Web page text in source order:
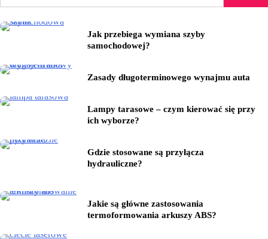
Jak przebiega wymiana szyby
samochodowej?
Zasady długoterminowego wynajmu auta
Lampy tarasowe – czym kierować się przy
ich wyborze?
Gdzie stosowane są przyłącza
hydrauliczne?
Jakie są główne zastosowania
termoformowania arkuszy ABS?